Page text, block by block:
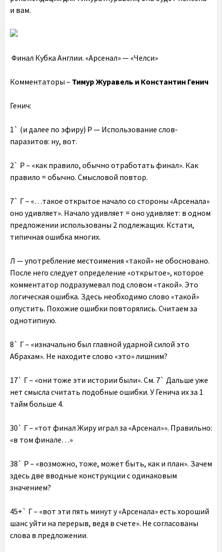
и вам.
Финал Кубка Англии. «Арсенал» — «Челси»
Комментаторы – Тимур Журавель и Константин Генич
Генич:
1` (и далее по эфиру) Р — Использование слов-
паразитов: ну, вот.
2` Р – «как правило, обычно отработать финал». Как
правило = обычно. Смысловой повтор.
7` Г – «…такое открытое начало со стороны «Арсенала»
оно удивляет». Начало удивляет = оно удивляет: в одном
предложении использованы 2 подлежащих. Кстати,
типичная ошибка многих.
Л — употребление местоимения «такой» не обосновано.
После него следует определение «открытое», которое
комментатор подразумевал под словом «такой». Это
логическая ошибка. Здесь необходимо слово «такой»
опустить. Похожие ошибки повторялись. Считаем за
однотипную.
8` Г – «изначально был главной ударной силой это
Абрахам». Не находите слово «это» лишним?
17` Г – «они тоже эти истории были». См. 7` Дальше уже
нет смысла считать подобные ошибки. У Генича их за 1
тайм больше 4.
30` Г – «тот финал Жиру играл за «Арсенал»». Правильно:
«в том финале…»
38` Р – «возможно, тоже, может быть, как и план». Зачем
здесь две вводные конструкции с одинаковым
значением?
45+` Г – «вот эти пять минут у «Арсенала» есть хороший
шанс уйти на перерыв, ведя в счете». Не согласованы
слова в предложении.